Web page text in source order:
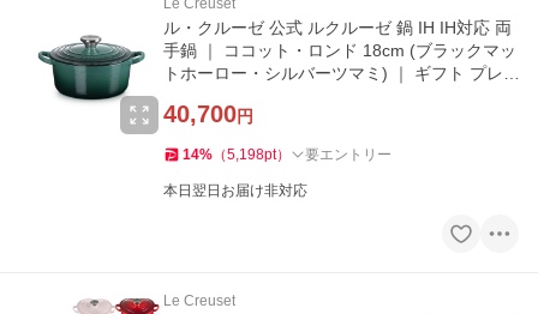
Le Creuset
ル・クルーゼ 公式 ルクルーゼ 鍋 IH IH対応 両
手鍋 ｜ ココット・ロンド 18cm (ブラックマッ
トホーロー・シルバーツマミ) ｜ ギフト プレ
40,700円
14% （5,198pt） 要エントリー
本日翌日お届け非対応
Le Creuset